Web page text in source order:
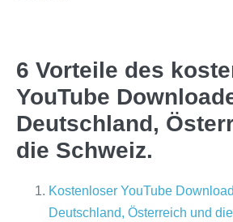
6 Vorteile des
YouTube
Deutschland,
die Schweiz.
Kostenloser YouTube
Deutschland, Österreich und